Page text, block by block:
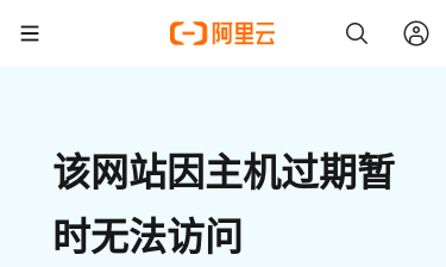
该网站因主机过期暂
时无法访问